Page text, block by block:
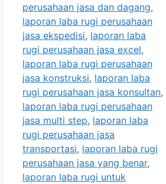
perusahaan jasa dan dagang,
laporan laba rugi perusahaan
jasa ekspedisi, laporan laba
rugi perusahaan jasa excel,
laporan laba rugi perusahaan
jasa konstruksi, laporan laba
rugi perusahaan jasa konsultan,
laporan laba rugi perusahaan
jasa multi step, laporan laba
rugi perusahaan jasa
transportasi, laporan laba rugi
perusahaan jasa yang benar,
laporan laba rugi untuk